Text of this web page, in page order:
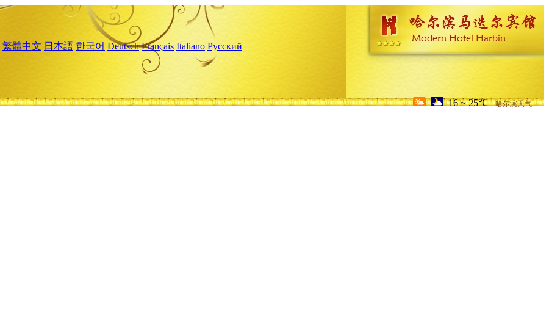
繁體中文 日本語 한국어 Deutsch Français Italiano Русский
16 ~ 25℃ 哈尔滨天气